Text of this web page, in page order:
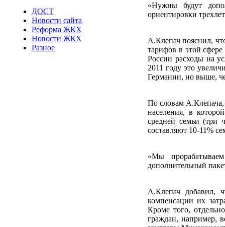
ДОСТ
Новости сайта
Реформа ЖКХ
Новости ЖКХ
Разное
«Нужны будут
ориентировки
А.Клепач пояснил,
тарифов в этой
России расходы на
2011 году это
Германии, но выше,
По словам
населения, в
средней семьи (три
составляют 10-11%
«Мы
дополнительный
А.Клепач добавил,
компенсации их
Кроме того,
граждан, например,